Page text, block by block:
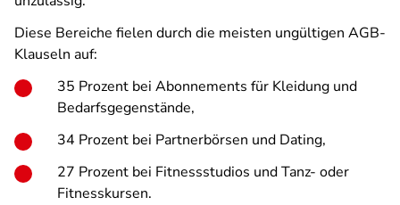
Diese Bereiche fielen durch die meisten ungültigen AGB-
Klauseln auf:
35 Prozent bei Abonnements für Kleidung und
Bedarfsgegenstände,
34 Prozent bei Partnerbörsen und Dating,
27 Prozent bei Fitnessstudios und Tanz- oder
Fitnesskursen.